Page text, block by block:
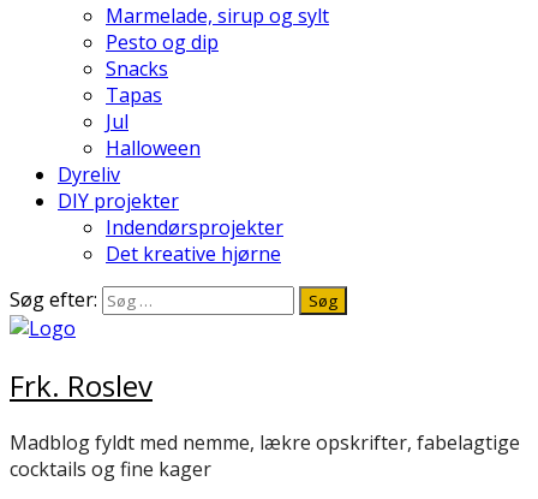
Marmelade, sirup og sylt
Pesto og dip
Snacks
Tapas
Jul
Halloween
Dyreliv
DIY projekter
Indendørsprojekter
Det kreative hjørne
Søg efter:
Frk. Roslev
Madblog fyldt med nemme, lækre opskrifter, fabelagtige
cocktails og fine kager